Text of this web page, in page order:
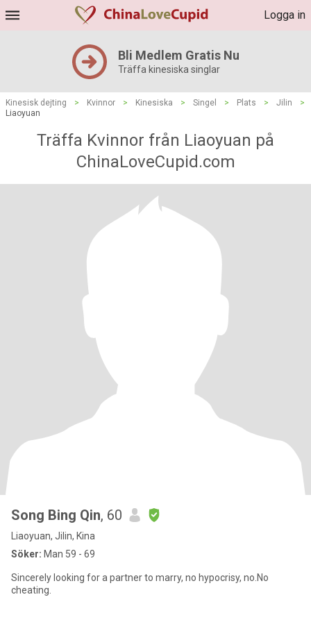
Logga in
Bli Medlem Gratis Nu
Träffa kinesiska singlar
Kinesisk dejting > Kvinnor > Kinesiska > Singel > Plats > Jilin
>
Liaoyuan
Träffa Kvinnor från Liaoyuan på
ChinaLoveCupid.com
Song Bing Qin, 60
Liaoyuan, Jilin, Kina
Söker: Man 59 - 69
Sincerely looking for a partner to marry, no hypocrisy, no.No
cheating.